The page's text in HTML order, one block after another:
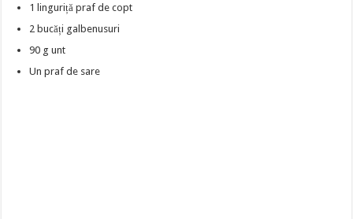
1 linguriță praf de copt
2 bucăți galbenusuri
90 g unt
Un praf de sare